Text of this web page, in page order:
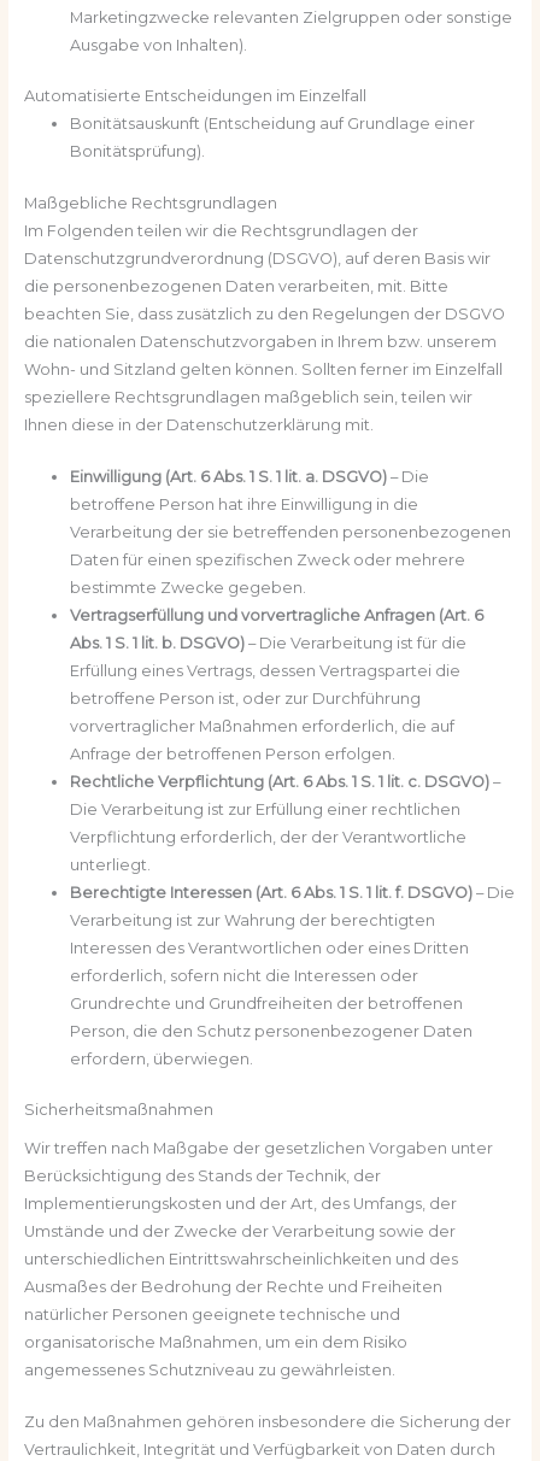
Marketingzwecke relevanten Zielgruppen oder sonstige
Ausgabe von Inhalten).
Automatisierte Entscheidungen im Einzelfall
Bonitätsauskunft (Entscheidung auf Grundlage einer
Bonitätsprüfung).
Maßgebliche Rechtsgrundlagen
Im Folgenden teilen wir die Rechtsgrundlagen der
Datenschutzgrundverordnung (DSGVO), auf deren Basis wir
die personenbezogenen Daten verarbeiten, mit. Bitte
beachten Sie, dass zusätzlich zu den Regelungen der DSGVO
die nationalen Datenschutzvorgaben in Ihrem bzw. unserem
Wohn- und Sitzland gelten können. Sollten ferner im Einzelfall
speziellere Rechtsgrundlagen maßgeblich sein, teilen wir
Ihnen diese in der Datenschutzerklärung mit.
Einwilligung (Art. 6 Abs. 1 S. 1 lit. a. DSGVO)– Die
betroffene Person hat ihre Einwilligung in die
Verarbeitung der sie betreffenden personenbezogenen
Daten für einen spezifischen Zweck oder mehrere
bestimmte Zwecke gegeben.
Vertragserfüllung und vorvertragliche Anfragen (Art. 6
Abs. 1 S. 1 lit. b. DSGVO)– Die Verarbeitung ist für die
Erfüllung eines Vertrags, dessen Vertragspartei die
betroffene Person ist, oder zur Durchführung
vorvertraglicher Maßnahmen erforderlich, die auf
Anfrage der betroffenen Person erfolgen.
Rechtliche Verpflichtung (Art. 6 Abs. 1 S. 1 lit. c. DSGVO)–
Die Verarbeitung ist zur Erfüllung einer rechtlichen
Verpflichtung erforderlich, der der Verantwortliche
unterliegt.
Berechtigte Interessen (Art. 6 Abs. 1 S. 1 lit. f. DSGVO)– Die
Verarbeitung ist zur Wahrung der berechtigten
Interessen des Verantwortlichen oder eines Dritten
erforderlich, sofern nicht die Interessen oder
Grundrechte und Grundfreiheiten der betroffenen
Person, die den Schutz personenbezogener Daten
erfordern, überwiegen.
Sicherheitsmaßnahmen
Wir treffen nach Maßgabe der gesetzlichen Vorgaben unter
Berücksichtigung des Stands der Technik, der
Implementierungskosten und der Art, des Umfangs, der
Umstände und der Zwecke der Verarbeitung sowie der
unterschiedlichen Eintrittswahrscheinlichkeiten und des
Ausmaßes der Bedrohung der Rechte und Freiheiten
natürlicher Personen geeignete technische und
organisatorische Maßnahmen, um ein dem Risiko
angemessenes Schutzniveau zu gewährleisten.
Zu den Maßnahmen gehören insbesondere die Sicherung der
Vertraulichkeit, Integrität und Verfügbarkeit von Daten durch